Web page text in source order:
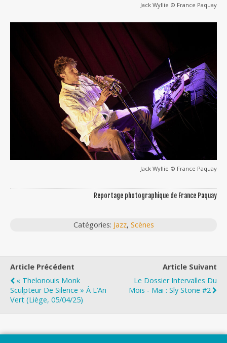
Jack Wyllie © France Paquay
Jack Wyllie © France Paquay
Reportage photographique de France Paquay
Catégories: Jazz, Scènes
Article Précédent
« Thelonouis Monk
Sculpteur De Silence » À L’An
Vert (Liège, 05/04/25)
Article Suivant
Le Dossier Intervalles Du
Mois ‐ Mai : Sly Stone #2